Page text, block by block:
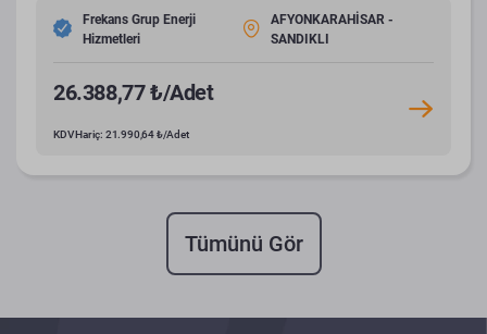
Frekans Grup Enerji
Hizmetleri
AFYONKARAHİSAR -
SANDIKLI
26.388,77 ₺/Adet
KDV Hariç: 21.990,64 ₺/Adet
Tümünü Gör